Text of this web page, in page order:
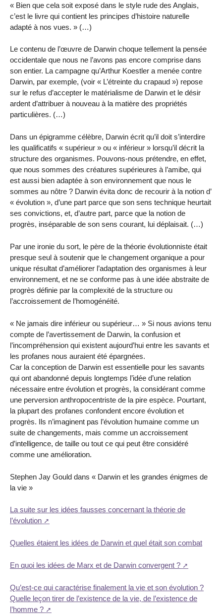
« Bien que cela soit exposé dans le style rude des Anglais,
c’est le livre qui contient les principes d’histoire naturelle
adapté à nos vues. » (…)
Le contenu de l’œuvre de Darwin choque tellement la pensée
occidentale que nous ne l’avons pas encore comprise dans
son entier. La campagne qu’Arthur Koestler a menée contre
Darwin, par exemple, (voir « L’étreinte du crapaud ») repose
sur le refus d’accepter le matérialisme de Darwin et le désir
ardent d’attribuer à nouveau à la matière des propriétés
particulières. (…)
Dans un épigramme célèbre, Darwin écrit qu’il doit s’interdire
les qualificatifs « supérieur » ou « inférieur » lorsqu’il décrit la
structure des organismes. Pouvons-nous prétendre, en effet,
que nous sommes des créatures supérieures à l’amibe, qui
est aussi bien adaptée à son environnement que nous le
sommes au nôtre ? Darwin évita donc de recourir à la notion d’
« évolution », d’une part parce que son sens technique heurtait
ses convictions, et, d’autre part, parce que la notion de
progrès, inséparable de son sens courant, lui déplaisait. (…)
Par une ironie du sort, le père de la théorie évolutionniste était
presque seul à soutenir que le changement organique a pour
unique résultat d’améliorer l’adaptation des organismes à leur
environnement, et ne se conforme pas à une idée abstraite de
progrès définie par la complexité de la structure ou
l’accroissement de l’homogénéité.
« Ne jamais dire inférieur ou supérieur… » Si nous avions tenu
compte de l’avertissement de Darwin, la confusion et
l’incompréhension qui existent aujourd’hui entre les savants et
les profanes nous auraient été épargnées.
Car la conception de Darwin est essentielle pour les savants
qui ont abandonné depuis longtemps l’idée d’une relation
nécessaire entre évolution et progrès, la considérant comme
une perversion anthropocentriste de la pire espèce. Pourtant,
la plupart des profanes confondent encore évolution et
progrès. Ils n’imaginent pas l’évolution humaine comme un
suite de changements, mais comme un accroissement
d’intelligence, de taille ou tout ce qui peut être considéré
comme une amélioration.
Stephen Jay Gould dans « Darwin et les grandes énigmes de
la vie »
La suite sur les idées fausses concernant la théorie de
l’évolution
Quelles étaient les idées de Darwin et quel était son combat
En quoi les idées de Marx et de Darwin convergent ?
Qu’est-ce qui caractérise finalement la vie et son évolution ?
Quelle leçon tirer de l’existence de la vie, de l’existence de
l’homme ?